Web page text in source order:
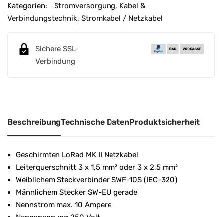
e
r
Kategorien: Stromversorgung, Kabel &
Verbindungstechnik, Stromkabel / Netzkabel
Sichere SSL-
Verbindung
BeschreibungTechnische DatenProduktsicherheit
Geschirmten LoRad MK II Netzkabel
Leiterquerschnitt 3 x 1,5 mm² oder 3 x 2,5 mm²
Weiblichem Steckverbinder SWF-10S (IEC-320)
Männlichem Stecker SW-EU gerade
Nennstrom max. 10 Ampere